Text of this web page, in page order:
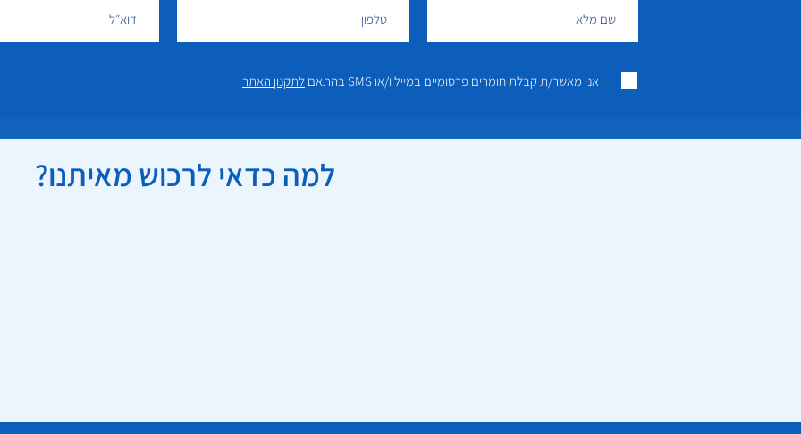
אני מאשר/ת קבלת חומרים פרסומיים במייל ו/או SMS בהתאם לתקנון האתר
למה כדאי לרכוש מאיתנו?